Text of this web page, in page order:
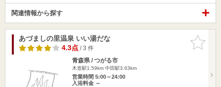
関連情報から探す
お気に入
りに追加
あづましの里温泉 いい湯だな
4.3点/ 3 件
青森県 / つがる市
木造駅1.59km 中田駅3.63km
営業時間 5:00～24:00
入浴料金 ～